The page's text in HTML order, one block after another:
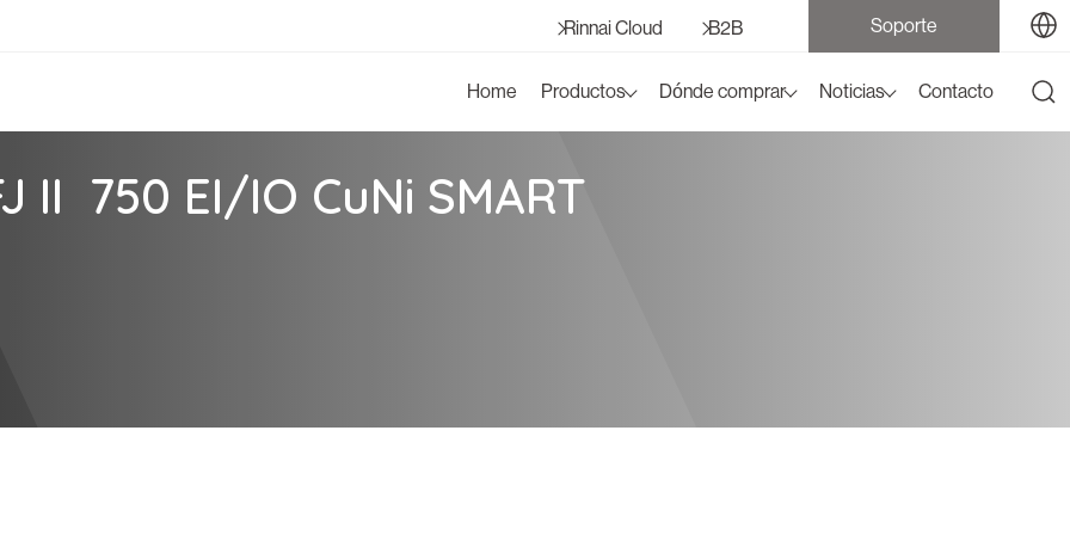
Rinnai Cloud B2B Soporte
Home Productos Dónde comprar Noticias Contacto
II 750 EI/IO CuNi SMART